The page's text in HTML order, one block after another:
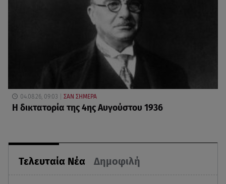
Τελευταία Νέα Δημοφιλή
04.08.26, 09:03 ΣΑΝ ΣΗΜΕΡΑ
Η δικτατορία της 4ης Αυγούστου 1936